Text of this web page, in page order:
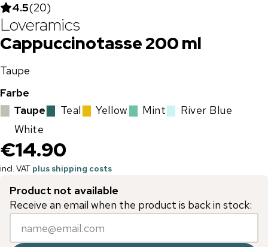
4.5(20)
Loveramics
Cappuccinotasse 200 ml
Taupe
Farbe
Taupe▇ Teal▇ Yellow▇ Mint▇ River Blue
White
€14.90
incl. VAT plus shipping costs
Product not available
Receive an email when the product is back in stock: